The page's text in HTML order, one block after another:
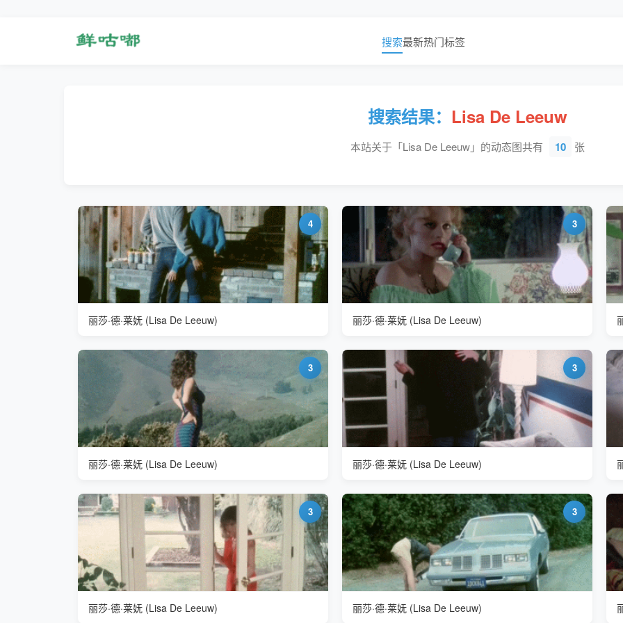
搜索最新热门标签
搜索结果： Lisa De Leeuw
本站关于「Lisa De Leeuw」的动态图共有 10 张
4
丽莎·德·莱妩 (Lisa De Leeuw)
3
丽莎·德·莱妩 (Lisa De Leeuw)
3
丽莎·德·莱妩 (Lisa De Leeuw)
3
丽莎·德·莱妩 (Lisa De Leeuw)
3
丽莎·德·莱妩 (Lisa De Leeuw)
3
丽莎·德·莱妩 (Lisa De Leeuw)